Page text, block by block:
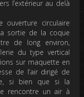
l’extérieur au delà
circulaire
sortie de la coque
de long environ,
du type vertical
sur maquette en
de l’air dirigé de
si bien que si la
rencontre un air à